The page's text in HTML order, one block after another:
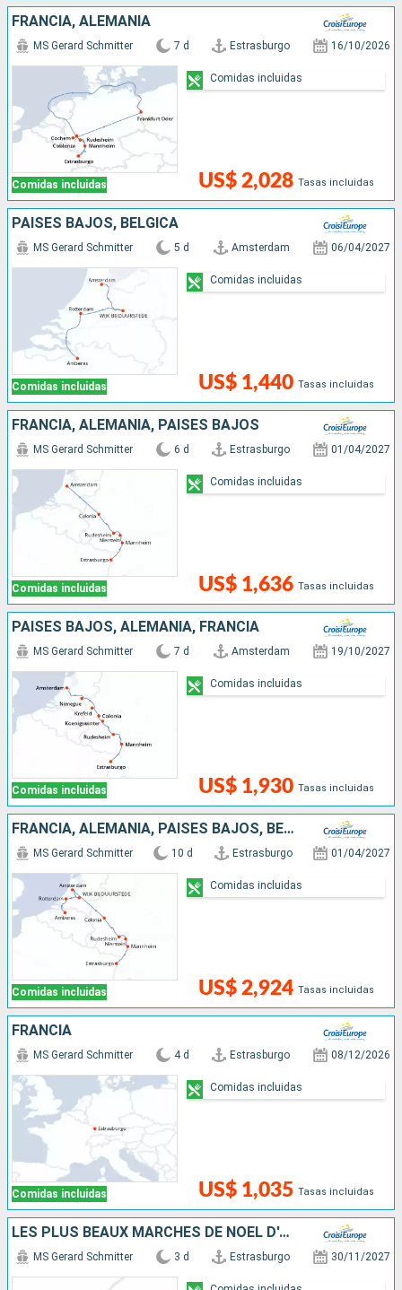
FRANCIA, ALEMANIA
Comidas incluidas
MS Gerard Schmitter 7 d Estrasburgo 16/10/2026
US$ 2,028 Tasas incluidas
Comidas incluidas
PAISES BAJOS, BÉLGICA
Comidas incluidas
MS Gerard Schmitter 5 d Amsterdam 06/04/2027
US$ 1,440 Tasas incluidas
Comidas incluidas
FRANCIA, ALEMANIA, PAISES BAJOS
Comidas incluidas
MS Gerard Schmitter 6 d Estrasburgo 01/04/2027
US$ 1,636 Tasas incluidas
Comidas incluidas
PAISES BAJOS, ALEMANIA, FRANCIA
Comidas incluidas
MS Gerard Schmitter 7 d Amsterdam 19/10/2027
US$ 1,930 Tasas incluidas
Comidas incluidas
FRANCIA, ALEMANIA, PAISES BAJOS, BÉLGICA
Comidas incluidas
MS Gerard Schmitter 10 d Estrasburgo 01/04/2027
US$ 2,924 Tasas incluidas
Comidas incluidas
FRANCIA
Comidas incluidas
MS Gerard Schmitter 4 d Estrasburgo 08/12/2026
US$ 1,035 Tasas incluidas
Comidas incluidas
LES PLUS BEAUX MARCHÉS DE NOËL D'ALSACE EN CROISIÈRE - STRASBOURG ET COLMAR, SAVEURS, LUMIÈRES ET FÉERIES DE L'AVENT : QUAND LA TRADITION ENCHANTE LES SENS
MS Gerard Schmitter 3 d Estrasburgo 30/11/2027